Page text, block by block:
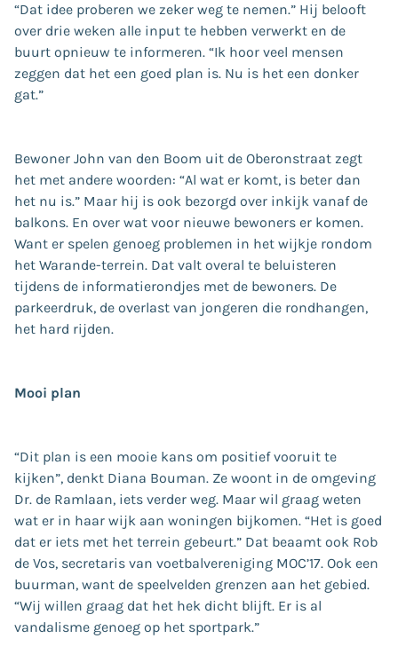
“Dat idee proberen we zeker weg te nemen.” Hij belooft
over drie weken alle input te hebben verwerkt en de
buurt opnieuw te informeren. “Ik hoor veel mensen
zeggen dat het een goed plan is. Nu is het een donker
gat.”
Bewoner John van den Boom uit de Oberonstraat zegt
het met andere woorden: “Al wat er komt, is beter dan
het nu is.” Maar hij is ook bezorgd over inkijk vanaf de
balkons. En over wat voor nieuwe bewoners er komen.
Want er spelen genoeg problemen in het wijkje rondom
het Warande-terrein. Dat valt overal te beluisteren
tijdens de informatierondjes met de bewoners. De
parkeerdruk, de overlast van jongeren die rondhangen,
het hard rijden.
Mooi plan
“Dit plan is een mooie kans om positief vooruit te
kijken”, denkt Diana Bouman. Ze woont in de omgeving
Dr. de Ramlaan, iets verder weg. Maar wil graag weten
wat er in haar wijk aan woningen bijkomen. “Het is goed
dat er iets met het terrein gebeurt.” Dat beaamt ook Rob
de Vos, secretaris van voetbalvereniging MOC’17. Ook een
buurman, want de speelvelden grenzen aan het gebied.
“Wij willen graag dat het hek dicht blijft. Er is al
vandalisme genoeg op het sportpark.”